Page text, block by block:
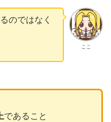
ここ
のではなく
であること